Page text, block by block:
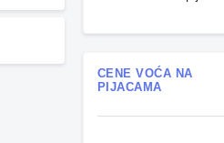
CENE VOĆA NA
PIJACAMA